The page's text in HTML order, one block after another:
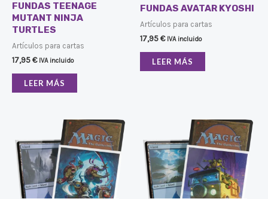
FUNDAS TEENAGE
MUTANT NINJA
TURTLES
Artículos para cartas
17,95€ IVA incluido
LEER MÁS
FUNDAS AVATAR KYOSHI
Artículos para cartas
17,95€ IVA incluido
LEER MÁS